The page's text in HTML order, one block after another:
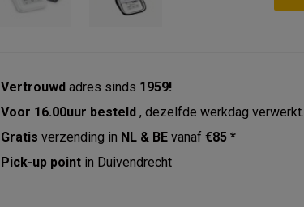
Vertrouwd adres sinds 1959!
Voor 16.00uur besteld, dezelfde werkdag verwerkt.
Gratis verzending in NL & BE vanaf€85 *
Pick-up point in Duivendrecht